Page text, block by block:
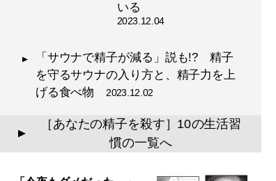
いる
2023.12.04
「サウナで精子が減る」説も!? 精子
を守るサウナの入り方と、精子力を上
げる食べ物 2023.12.02
▲
［あなたの精子を殺す］10の生活習
慣の一覧へ